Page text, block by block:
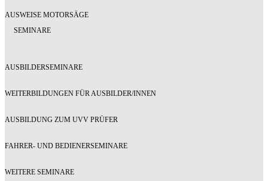
AUSWEISE MOTORSÄGE
SEMINARE
AUSBILDERSEMINARE
WEITERBILDUNGEN FÜR AUSBILDER/INNEN
AUSBILDUNG ZUM UVV PRÜFER
FAHRER- UND BEDIENERSEMINARE
WEITERE SEMINARE